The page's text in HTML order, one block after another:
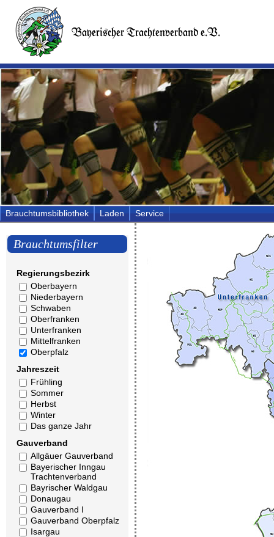
Brauchtumsbibliothek Laden Service
Brauchtumsfilter
Regierungsbezirk
Oberbayern
Niederbayern
Schwaben
Oberfranken
Unterfranken
Mittelfranken
Oberpfalz
Jahreszeit
Frühling
Sommer
Herbst
Winter
Das ganze Jahr
Gauverband
Allgäuer Gauverband
Bayerischer Inngau
Trachtenverband
Bayrischer Waldgau
Donaugau
Gauverband I
Gauverband Oberpfalz
Isargau